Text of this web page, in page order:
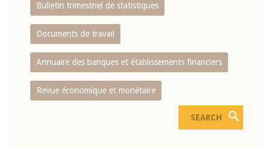
Bulletin trimestriel de statistiques
Documents de travail
Annuaire des banques et établissements financiers
Revue économique et monétaire